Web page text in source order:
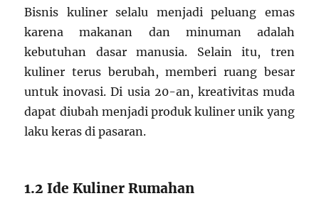
Bisnis kuliner selalu menjadi peluang emas
karena makanan dan minuman adalah
kebutuhan dasar manusia. Selain itu, tren
kuliner terus berubah, memberi ruang besar
untuk inovasi. Di usia 20-an, kreativitas muda
dapat diubah menjadi produk kuliner unik yang
laku keras di pasaran.
1.2 Ide Kuliner Rumahan